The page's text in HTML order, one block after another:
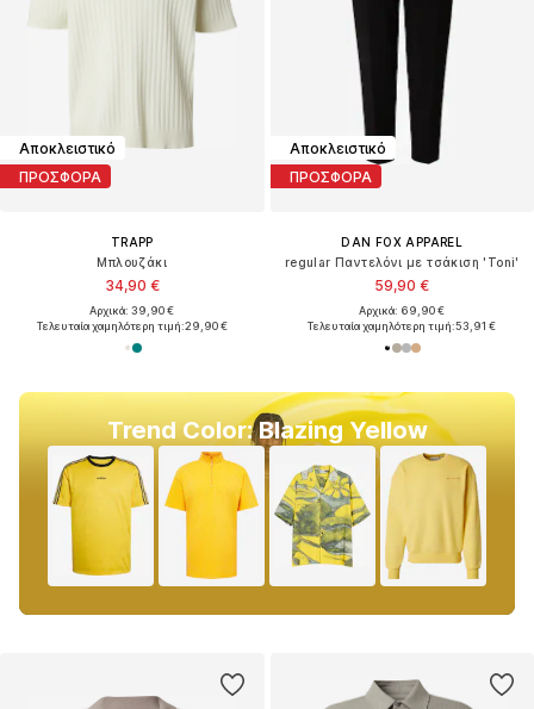
Αποκλειστικό
ΠΡΟΣΦΟΡΑ
TRAPP
Μπλουζάκι
34,90 €
Αρχικά: 39,90 €
Τελευταία χαμηλότερη τιμή:29,90 €
Trend Color: Blazing Yellow
Αποκλειστικό
ΠΡΟΣΦΟΡΑ
DAN FOX APPAREL
regular Παντελόνι με τσάκιση 'Toni'
59,90 €
Αρχικά: 69,90 €
Τελευταία χαμηλότερη τιμή:53,91 €